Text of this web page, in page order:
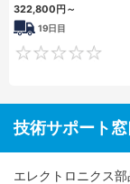
322,800円～
19日目
技術サポート窓
エレクトロニクス